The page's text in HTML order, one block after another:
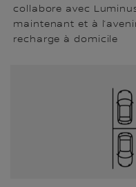
collabore avec
maintenant et à
recharge à domicile